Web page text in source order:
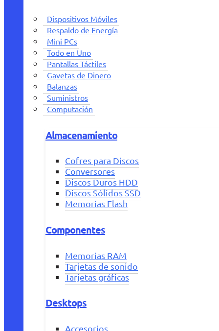
Dispositivos Móviles
Respaldo de Energía
Mini PCs
Todo en Uno
Pantallas Táctiles
Gavetas de Dinero
Balanzas
Suministros
Computación
Almacenamiento
Cofres para Discos
Conversores
Discos Duros HDD
Discos Sólidos SSD
Memorias Flash
Componentes
Memorias RAM
Tarjetas de sonido
Tarjetas gráficas
Desktops
Accesorios